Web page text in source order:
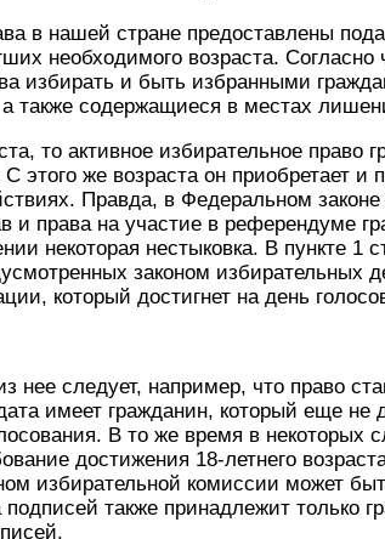
в нашей стране предоставлены
необходимого возраста. Согласно
избирать и быть избранными
также содержащиеся в местах
то активное избирательное право
этого же возраста он приобретает и
Правда, в Федеральном
и права на участие в референдуме
некоторая нестыковка. В пункте 1
законом избирательных
который достигнет на день
нее следует, например, что право
имеет гражданин, который еще не
В то же время в некоторых
достижения 18-летнего
избирательной комиссии может
подписей также принадлежит только